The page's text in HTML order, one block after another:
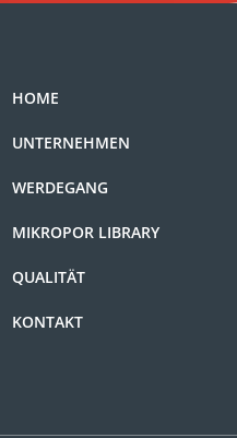
HOME
UNTERNEHMEN
WERDEGANG
MIKROPOR LIBRARY
QUALITÄT
KONTAKT